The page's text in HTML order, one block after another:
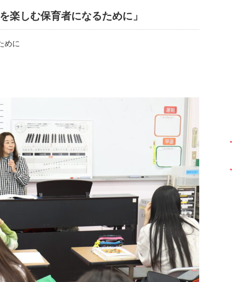
楽しむ保育者になるために」
めに